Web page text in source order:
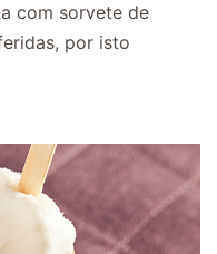
com sorvete de
por isto